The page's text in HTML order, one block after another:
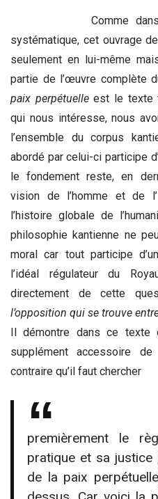
Comme dans
systématique, cet ouvrage
seulement en lui-même
partie de l’œuvre complète
paix perpétuelleest le texte
qui nous intéresse, nous
l’ensemble du corpus
abordé par celui-ci participe
le fondement reste, en
vision de l’homme et de
l’histoire globale de
philosophie kantienne ne
moral car tout participe
l’idéal régulateur du
directement de cette
l’opposition qui se trouve
Il démontre dans ce texte
supplément accessoire
contraire qu’il faut chercher
premièrement le
pratique et sa
de la paix